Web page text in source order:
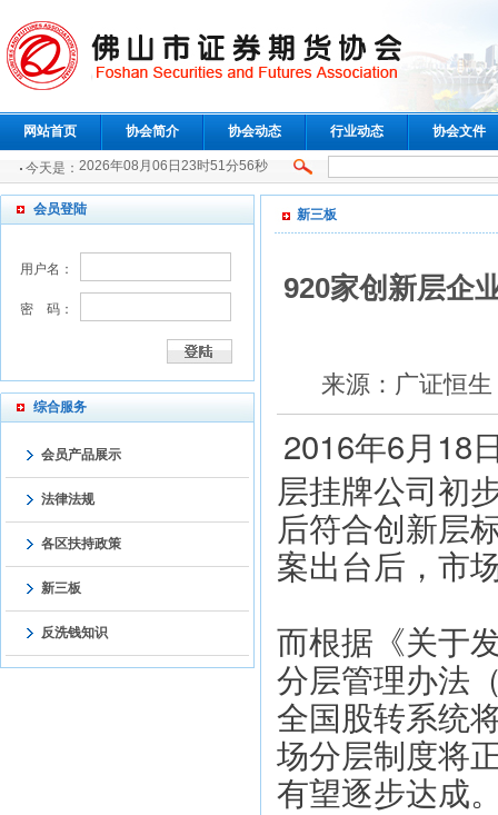
网站首页 协会简介 协会动态 行业动态 协会文件
今天是： 2026年08月06日23时51分57秒
会员登陆
用户名：
密 码：
综合服务
会员产品展示
法律法规
各区扶持政策
新三板
反洗钱知识
新三板
920家创新层企
来源：广证恒
2016年6月18
层挂牌公司初
后符合创新层
案出台后，市
而根据《关于
分层管理办法
全国股转系统
场分层制度将
有望逐步达成